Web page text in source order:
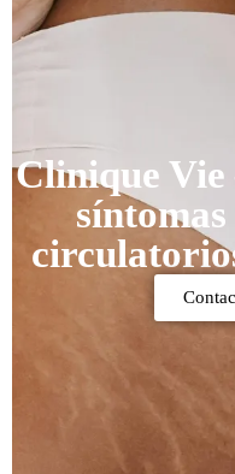
Clinique Vie